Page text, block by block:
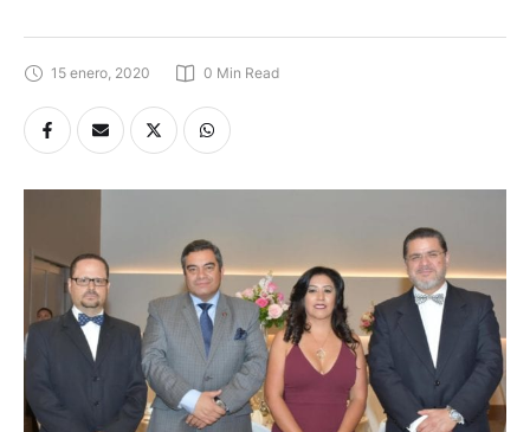
15 enero, 2020 0 Min Read